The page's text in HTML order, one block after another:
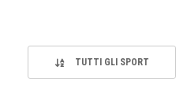
TUTTI GLI SPORT